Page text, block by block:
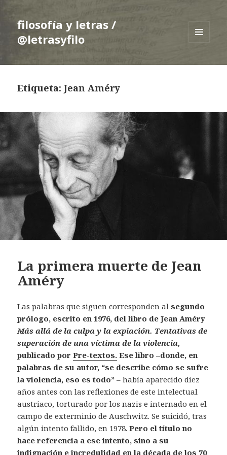
filosofía y letras /
@letrasyfilo
WIDGETS
Etiqueta:Jean Améry
La primera muerte de Jean
Améry
Las palabras que siguen corresponden alsegundo
prólogo, escrito en 1976, del libro de Jean Améry
Más allá de la culpa y la expiación. Tentativas de
superación de una víctima de la violencia,
publicado porPre-textos. Ese libro –donde, en
palabras de su autor, “se describe cómo se sufre
la violencia, eso es todo” – había aparecido diez
años antes con las reflexiones de este intelectual
austriaco, torturado por los nazis e internado en el
campo de exterminio de Auschwitz. Se suicidó, tras
algún intento fallido, en 1978.Pero el título no
hace referencia a ese intento, sino a su
indignación e incredulidad en la década de los 70